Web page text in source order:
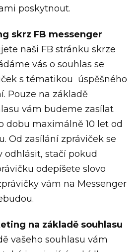
poskytnout.
skrz FB messenger
naši FB stránku skrze
vás o souhlas se
s tématikou úspěšného
Pouze na základě
vám budeme zasílat
dobu maximálně 10 let od
Od zasílání zpráviček se
odhlásit, stačí pokud
odepíšete slovo
vám na Messenger
na základě souhlasu
vašeho souhlasu vám